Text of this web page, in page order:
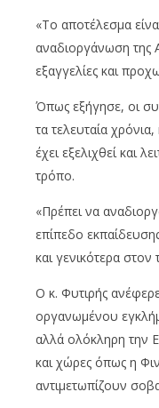
«Το αποτέλεσμα
αναδιοργάνωση της
εξαγγελίες και
Όπως εξήγησε, οι
τα τελευταία
έχει εξελιχθεί και
τρόπο.
«Πρέπει να
επίπεδο
και γενικότερα στον
Ο κ. Φυτιρής
οργανωμένου
αλλά ολόκληρη την
και χώρες όπως η
αντιμετωπίζουν